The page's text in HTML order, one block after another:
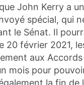
John Kerry a
spécial, qui
le Sénat. Il
20 février 2021,
aux Accords
mois pour
la fin